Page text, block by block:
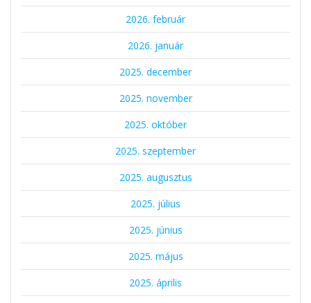
2026. február
2026. január
2025. december
2025. november
2025. október
2025. szeptember
2025. augusztus
2025. július
2025. június
2025. május
2025. április